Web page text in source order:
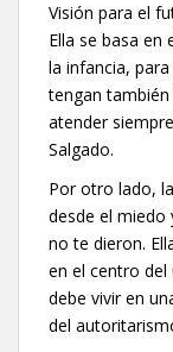
Visión para el
Ella se basa en
la infancia,
tengan
atender
Salgado.
Por otro lado,
desde el miedo
no te dieron.
en el centro
debe vivir en
del